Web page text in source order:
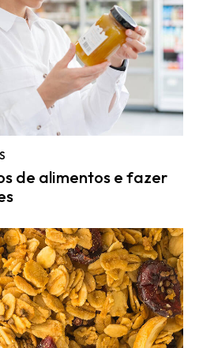
de alimentos e fazer